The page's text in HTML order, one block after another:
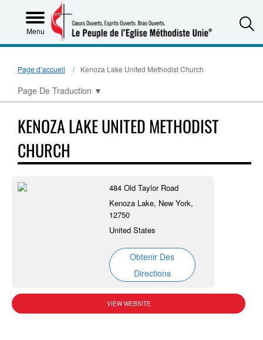
Menu
Page d’accueil Kenoza Lake United Methodist Church
Page De Traduction ▼
KENOZA LAKE UNITED METHODIST
CHURCH
484 Old Taylor Road
Kenoza Lake, New York,
12750
United States
Obtenir Des
Directions
VIEW WEBSITE